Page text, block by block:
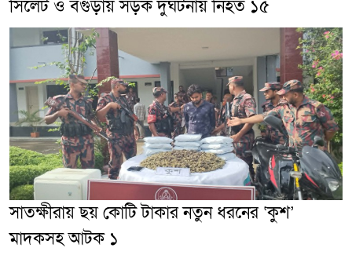
সিলেট ও বগুড়ায় সড়ক দুর্ঘটনায় নিহত ১৫
সাতক্ষীরায় ছয় কোটি টাকার নতুন ধরনের ‘কুশ’
মাদকসহ আটক ১